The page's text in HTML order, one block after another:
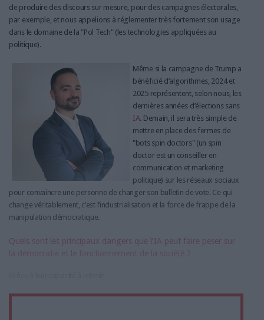
de produire des discours sur mesure, pour des campagnes électorales,
par exemple, et nous appelions à réglementer très fortement son usage
dans le domaine de la "Pol Tech" (les technologies appliquées au
politique).
Même si la campagne de Trump a
bénéficié d’algorithmes, 2024 et
2025 représentent, selon nous, les
dernières années d’élections sans
IA. Demain, il sera très simple de
mettre en place des fermes de
"bots spin doctors" (un spin
doctor est un conseiller en
communication et marketing
politique) sur les réseaux sociaux
pour convaincre une personne de changer son bulletin de vote. Ce qui
change véritablement, c’est l’industrialisation et la force de frappe de la
manipulation démocratique.
Quels sont les principaux dangers que l’IA peut faire peser sur